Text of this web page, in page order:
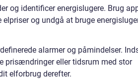
og identificer energislugere. Brug
og undgå at bruge
alarmer og påmindelser.
prisændringer eller tidsrum med stor
elforbrug derefter.